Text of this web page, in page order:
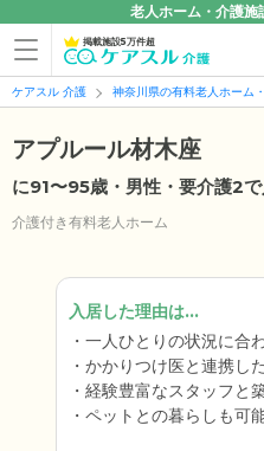
老人ホーム・介護施
掲載施設5万件超
ケアスル 介護 神奈川県の有料老人ホーム
アプルール材木座
に91〜95歳・男性・要介護2
介護付き有料老人ホーム
入居した理由は...
一人ひとりの状況に合
かかりつけ医と連携し
経験豊富なスタッフと
ペットとの暮らしも可